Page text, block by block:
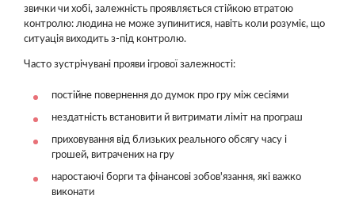
звички чи хобі, залежність проявляється стійкою втратою
контролю: людина не може зупинитися, навіть коли розуміє, що
ситуація виходить з-під контролю.
Часто зустрічувані прояви ігрової залежності:
постійне повернення до думок про гру між сесіями
нездатність встановити й витримати ліміт на програш
приховування від близьких реального обсягу часу і
грошей, витрачених на гру
наростаючі борги та фінансові зобов'язання, які важко
виконати